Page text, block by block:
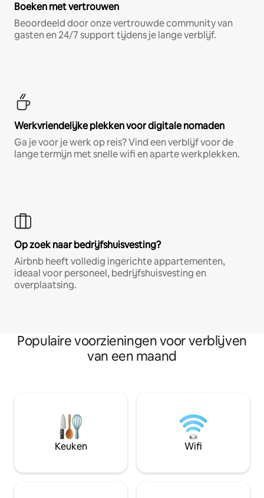
Boeken met vertrouwen
Beoordeeld door onze vertrouwde community van
gasten en 24/7 support tijdens je lange verblijf.
Werkvriendelijke plekken voor digitale nomaden
Ga je voor je werk op reis? Vind een verblijf voor de
lange termijn met snelle wifi en aparte werkplekken.
Op zoek naar bedrijfshuisvesting?
Airbnb heeft volledig ingerichte appartementen,
ideaal voor personeel, bedrijfshuisvesting en
overplaatsing.
Populaire voorzieningen voor verblijven
van een maand
Keuken Wifi